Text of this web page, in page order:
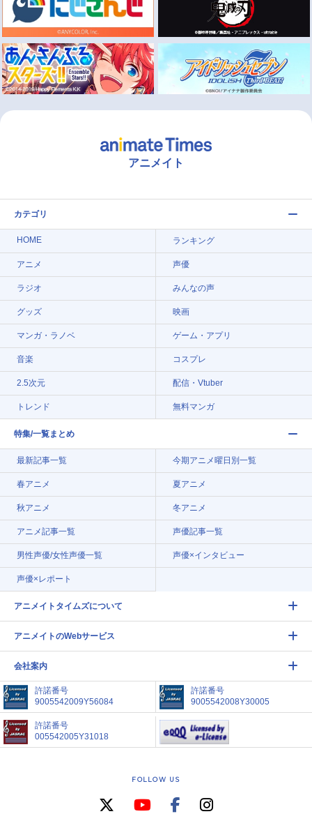
アニメイト
カテゴリ
HOME ランキング
アニメ 声優
ラジオ みんなの声
グッズ 映画
マンガ・ラノベ ゲーム・アプリ
音楽 コスプレ
2.5次元 配信・Vtuber
トレンド 無料マンガ
特集/一覧まとめ
最新記事一覧 今期アニメ曜日別一覧
春アニメ 夏アニメ
秋アニメ 冬アニメ
アニメ記事一覧 声優記事一覧
男性声優/女性声優一覧 声優×インタビュー
声優×レポート
アニメイトタイムズについて
アニメイトのWebサービス
会社案内
許諾番号
9005542009Y56084
許諾番号
9005542008Y30005
許諾番号
005542005Y31018
FOLLOW US